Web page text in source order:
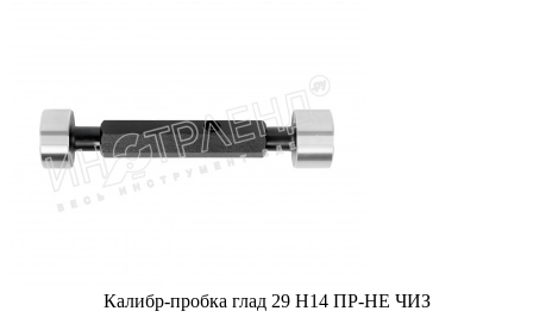
Калибр-пробка глад 29 H14 ПР-НЕ ЧИЗ